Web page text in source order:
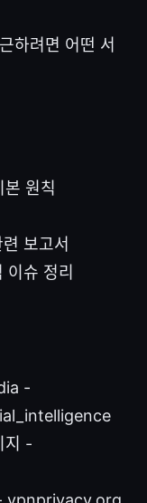
하려면 어떤 서
원칙
보고서
이슈 정리
-
지 -